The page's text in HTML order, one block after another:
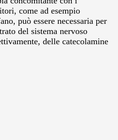
come ad esempio
può essere necessaria per
del sistema nervoso
delle catecolamine